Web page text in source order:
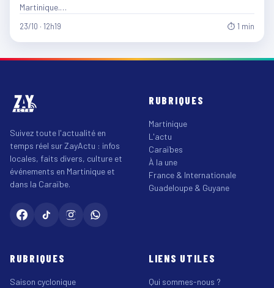
Martinique.…
23/10 · 12h19 ⏱ 1 min
Suivez toute l'actualité en
temps réel sur ZayActu : infos
locales, faits divers, culture et
événements en Martinique et
dans la Caraïbe.
RUBRIQUES
Martinique
L'actu
Caraïbes
À la une
France & Internationale
Guadeloupe & Guyane
RUBRIQUES
Saison cyclonique
LIENS UTILES
Qui sommes-nous ?